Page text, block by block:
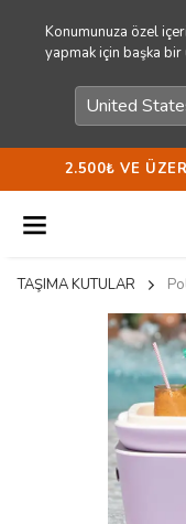
Konumunuza özel
yapmak için başka
2.500₺ VE
TAŞIMA KUTULAR